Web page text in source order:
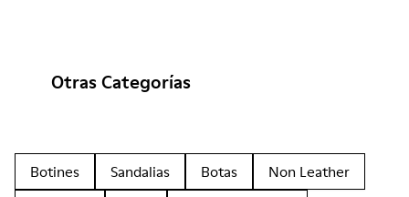
Otras Categorías
Botines Sandalias Botas
Non Leather